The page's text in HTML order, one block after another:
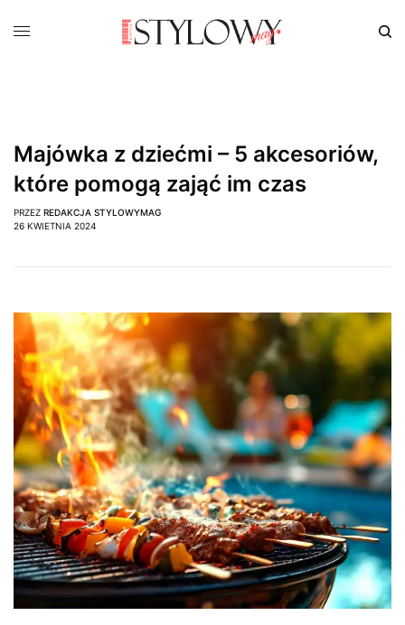
Majówka z dziećmi – 5 akcesoriów,
które pomogą zająć im czas
PRZEZ REDAKCJA STYLOWYMAG
26 KWIETNIA 2024